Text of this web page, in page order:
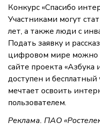
Конкурс «Спасибо
Участниками могут
лет, а также люди с
Подать заявку и
цифровом мире можно
сайте проекта «Азбука
доступен и бесплатный
мечтает освоить
пользователем.
Реклама. ПАО